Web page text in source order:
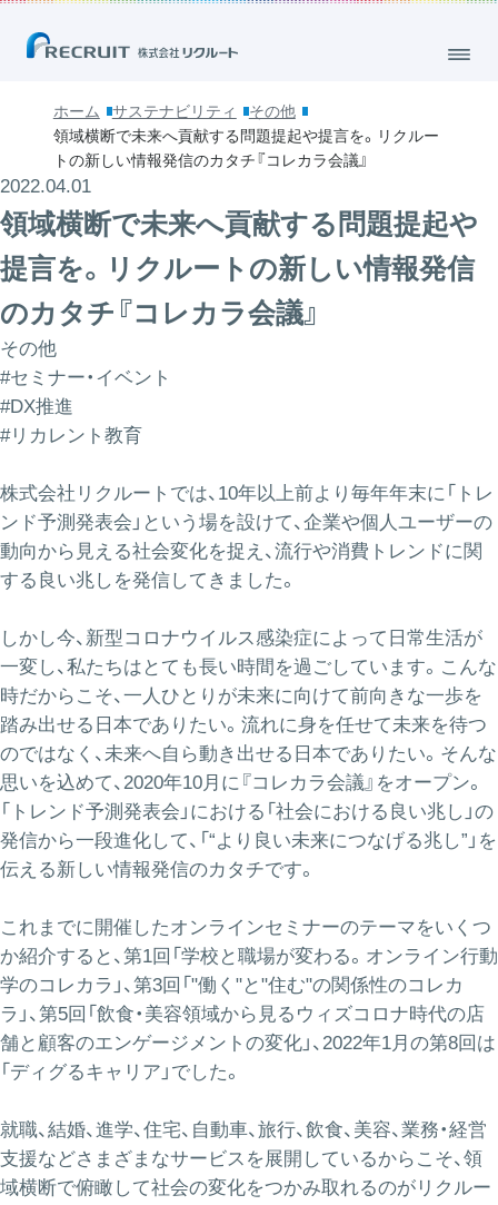
ホーム サステナビリティ
その他
領域横断で未来へ貢献する問題提起や提言を。リクルー
トの新しい情報発信のカタチ『コレカラ会議』
2022.04.01
領域横断で未来へ貢献する問題提起や
提言を。リクルートの新しい情報発信
のカタチ『コレカラ会議』
その他
#セミナー・イベント
#DX推進
#リカレント教育
株式会社リクルートでは、10年以上前より毎年年末に「トレ
ンド予測発表会」という場を設けて、企業や個人ユーザーの
動向から見える社会変化を捉え、流行や消費トレンドに関
する良い兆しを発信してきました。
しかし今、新型コロナウイルス感染症によって日常生活が
一変し、私たちはとても長い時間を過ごしています。こんな
時だからこそ、一人ひとりが未来に向けて前向きな一歩を
踏み出せる日本でありたい。流れに身を任せて未来を待つ
のではなく、未来へ自ら動き出せる日本でありたい。そんな
思いを込めて、2020年10月に『コレカラ会議』をオープン。
「トレンド予測発表会」における「社会における良い兆し」の
発信から一段進化して、「“より良い未来につなげる兆し”」を
伝える新しい情報発信のカタチです。
これまでに開催したオンラインセミナーのテーマをいくつ
か紹介すると、第1回「学校と職場が変わる。オンライン行動
学のコレカラ」、第3回「"働く"と"住む"の関係性のコレカ
ラ」、第5回「飲食・美容領域から見るウィズコロナ時代の店
舗と顧客のエンゲージメントの変化」、2022年1月の第8回は
「ディグるキャリア」でした。
就職、結婚、進学、住宅、自動車、旅行、飲食、美容、業務・経営
支援などさまざまなサービスを展開しているからこそ、領
域横断で俯瞰して社会の変化をつかみ取れるのがリクルー